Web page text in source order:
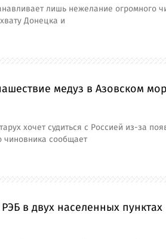
лишь нежелание огромного
Донецка и
медуз в Азовском
хочет судиться с Россией из-за
чиновника сообщает
в двух населенных